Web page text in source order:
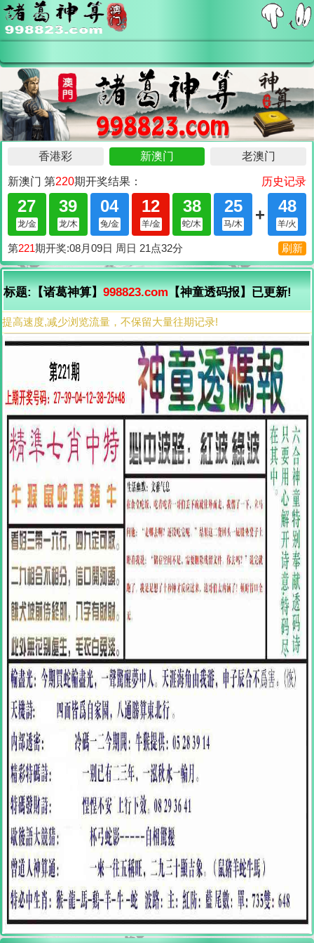
标题:【诸葛神算】 998823.com 【神童透码报】已更新!
提高速度,减少浏览流量，不保留大量往期记录!